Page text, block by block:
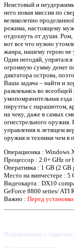
Неистовый и
него новая миссия по
великолепно
режима, настоящему
отдохнуть от души. Ром,
вот все что нужно
жанра, нашему герою не
Один негодяй,
огромную сумму денег
диктатора острова,
Ваша задача – найти и
развлекаясь во
умопомрачительная
пируэты с парашютом,
на чеку, даже в самых
огнестрельного
управления в летящем
оружия и техники чем в
Операционка : Windows
Процессор : 2.0+ GHz or
Оперативка : 1 GB (2 GB
Место на винчестере : 5
Видеокарта : DX10
GeForce 8800 series/ ATI
Важно : Перед
Информация о торренте: